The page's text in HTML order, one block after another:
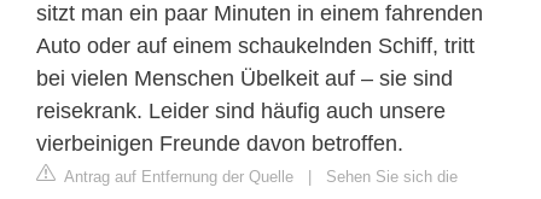
sitzt man ein paar Minuten in einem fahrenden
Auto oder auf einem schaukelnden Schiff, tritt
bei vielen Menschen Übelkeit auf – sie sind
reisekrank. Leider sind häufig auch unsere
vierbeinigen Freunde davon betroffen.
Antrag auf Entfernung der Quelle
Sehen Sie sich die